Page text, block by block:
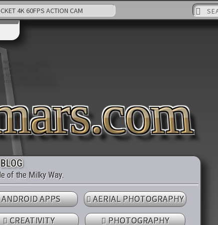
Suche nach:
4K 60FPS ACTION CAM
of the Milky Way.
ANDROID APPS
AERIAL PHOTOGRAPHY
CREATIVITY
PHOTOGRAPHY